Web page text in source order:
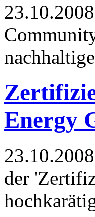
Energy
der